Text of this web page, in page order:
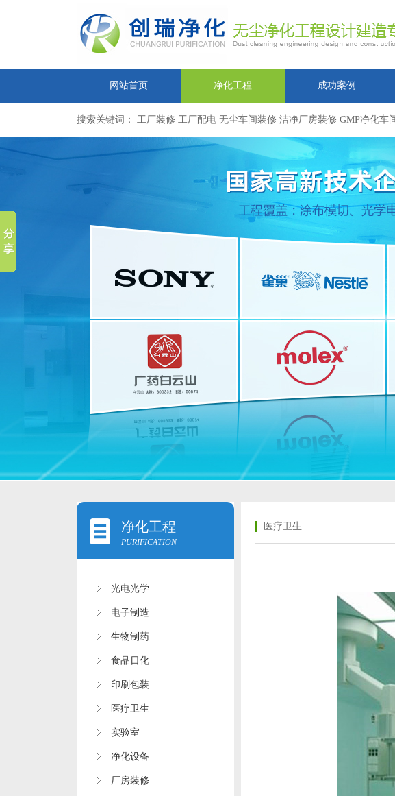
网站首页 净化工程 成功案例
搜索关键词： 工厂装修 工厂配电 无尘车间装修 洁净厂房装修 GMP净化车
净化工程
PURIFICATION
光电光学
电子制造
生物制药
食品日化
印刷包装
医疗卫生
实验室
净化设备
厂房装修
医疗卫生